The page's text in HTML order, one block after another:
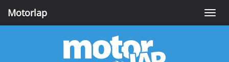
Toggle
Motorlap